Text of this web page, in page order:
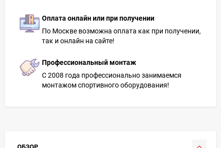
Оплата онлайн или при получении
По Москве возможна оплата как при получении,
так и онлайн на сайте!
Профессиональный монтаж
С 2008 года профессионально занимаемся
монтажом спортивного оборудования!